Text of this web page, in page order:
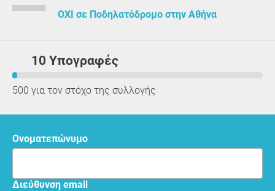
ΟΧΙ σε Ποδηλατόδρομο στην Αθήνα
10 Υπογραφές
500 για τον στόχο της συλλογής
Ονοματεπώνυμο
Διεύθυνση email